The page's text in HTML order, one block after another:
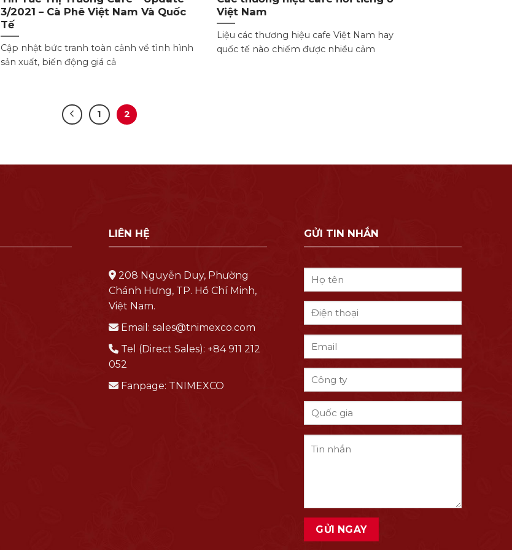
3/2021 – Cà Phê Việt Nam Và Quốc
Tế
Cập nhật bức tranh toàn cảnh về tình hình
sản xuất, biến động giá cả
Việt Nam
Liệu các thương hiệu cafe Việt Nam hay
quốc tế nào chiếm được nhiều cảm
1 2
LIÊN HỆ
208 Nguyễn Duy, Phường
Chánh Hưng, TP. Hồ Chí Minh,
Việt Nam.
Email: sales@tnimexco.com
Tel (Direct Sales): +84 911 212
052
Fanpage: TNIMEXCO
GỬI TIN NHẮN